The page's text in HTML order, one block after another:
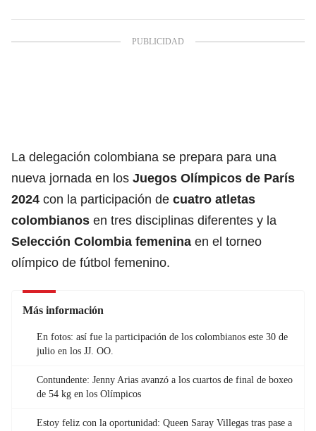
La delegación colombiana se prepara para una
nueva jornada en los Juegos Olímpicos de París
2024 con la participación de cuatro atletas
colombianos en tres disciplinas diferentes y la
Selección Colombia femenina en el torneo
olímpico de fútbol femenino.
Más información
En fotos: así fue la participación de los colombianos este 30 de
julio en los JJ. OO.
Contundente: Jenny Arias avanzó a los cuartos de final de boxeo
de 54 kg en los Olímpicos
Estoy feliz con la oportunidad: Queen Saray Villegas tras pase a